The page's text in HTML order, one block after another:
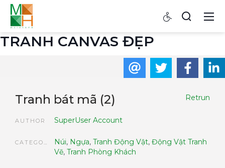
TRANH CANVAS ĐẸP
Retrun
Tranh bát mã (2)
AUTHOR SuperUser Account
CATEGORIES Núi, Ngựa, Tranh Động Vật, Động Vật Tranh
Vẽ, Tranh Phòng Khách